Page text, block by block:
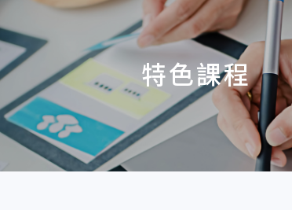
特色課程